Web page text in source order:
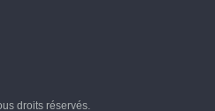
droits réservés.